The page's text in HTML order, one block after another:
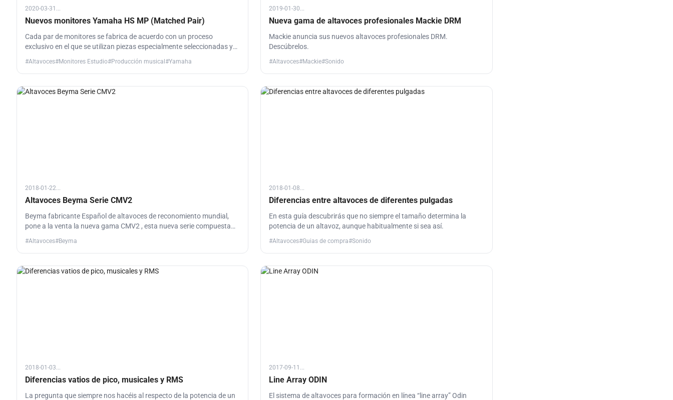
2020-03-31...
Nuevos monitores Yamaha HS MP (Matched Pair)
Cada par de monitores se fabrica de acuerdo con un proceso
exclusivo en el que se utilizan piezas especialmente seleccionadas y
#Altavoces#Monitores Estudio#Producción musical #Yamaha
2019-01-30...
Nueva gama de altavoces profesionales Mackie DRM
Mackie anuncia sus nuevos altavoces profesionales DRM.
Descúbrelos.
#Altavoces#Mackie#Sonido
2018-01-22...
Altavoces Beyma Serie CMV2
Beyma fabricante Español de altavoces de reconomiento mundial,
pone a la venta la nueva gama CMV2 , esta nueva serie compuesta
actual oferta de altavoces de carcasa de plancha prensada.
#Altavoces#Beyma
2018-01-08...
Diferencias entre altavoces de diferentes pulgadas
En esta guía descubrirás que no siempre el tamaño determina la
potencia de un altavoz, aunque habitualmente si sea así.
#Altavoces#Guias de compra#Sonido
2018-01-03...
Diferencias vatios de pico, musicales y RMS
La pregunta que siempre nos hacéis al respecto de la potencia de un
2017-09-11...
Line Array ODIN
El sistema de altavoces para formación en línea “line array” Odin